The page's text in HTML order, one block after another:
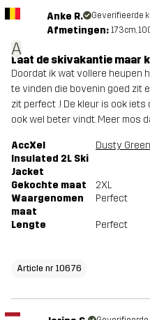
A
Anke R. Geverifieerde
Afmetingen: 173cm,
Laat de skivakantie maar
Doordat ik wat vollere heupen
te vinden die bovenin goed zit
zit perfect .! De kleur is ook
ook wel beter vindt. Meer mos
AccXel
Insulated 2L Ski
Jacket
Dusty Green
Gekochte maat
2XL
Waargenomen
maat
Perfect
Lengte Perfect
Article nr 10676